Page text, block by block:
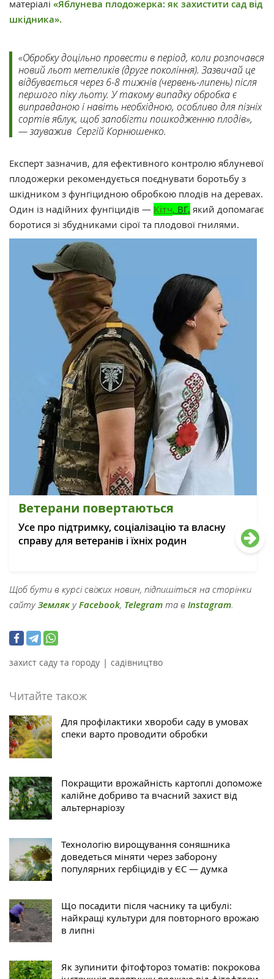
матеріалі «Яблунева плодожерка: як захистити сад від
шкідника».
«Обробку доцільно провести в період, коли розпочався
новий льот метеликів (друге покоління). Зазвичай це
відбувається через 6-8 тижнів (червень-липень) після
першого піку льоту. У такому випадку обробка є
виправданою і навіть необхідною, особливо для пізніх
сортів яблук, щоб запобігти пошкодженню плодів»,
— зауважив Сергій Корнюшенко.
Експерт зазначив, для ефективного контролю яблуневої
плодожерки рекомендується поєднувати боротьбу з
шкідником з фунгіцидною обробкою плодів на деревах.
Один із надійних фунгіцидів — Кітч, ВГ, який допомагає
боротися зі збудниками сірої та плодової гнилями.
Ветерани повертаються
Усе про підтримку, соціалізацію та власну
справу для ветеранів і їхніх родин
Щоб бути в курсі свіжих новин, підпишіться на сторінки
сайтуЗемлякуFacebook, Telegram та в Instagram
захист саду та городу | садівництво
Читайте також
Для профілактики хвороби саду в умовах
спеки варто проводити обробки
Покращити врожайність картоплі допоможе
калійне добриво та вчасний захист від
альтернаріозу
Технологію вирощування соняшника
доведеться міняти через заборону
популярних гербіцидів у ЄС — думка
Що посадити після часнику та цибулі:
найкращі культури для повторного врожаю
в липні
Як зупинити фітофтороз томатів: покрокова